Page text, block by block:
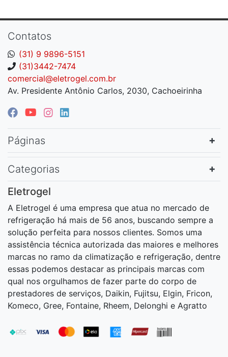
Contatos
(31) 9 9896-5151
(31)3442-7474
comercial@eletrogel.com.br
Av. Presidente Antônio Carlos, 2030, Cachoeirinha
Páginas
Categorias
Eletrogel
A Eletrogel é uma empresa que atua no mercado de
refrigeração há mais de 56 anos, buscando sempre a
solução perfeita para nossos clientes. Somos uma
assistência técnica autorizada das maiores e melhores
marcas no ramo da climatização e refrigeração, dentre
essas podemos destacar as principais marcas com
qual nos orgulhamos de fazer parte do corpo de
prestadores de serviços, Daikin, Fujitsu, Elgin, Fricon,
Komeco, Gree, Fontaine, Rheem, Delonghi e Agratto